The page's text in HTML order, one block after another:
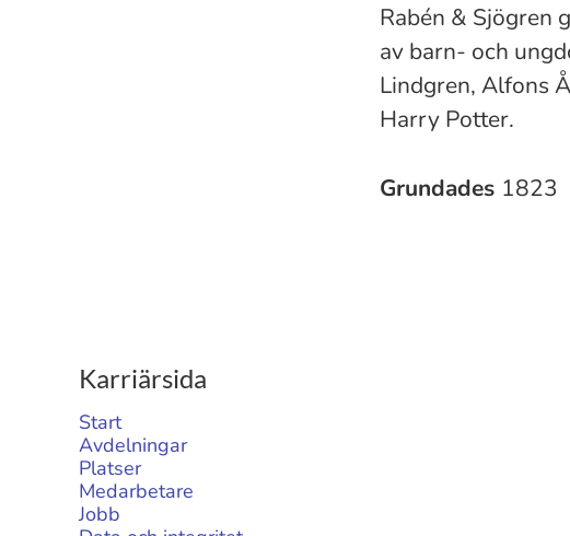
Rabén & Sjögren
av barn- och
Lindgren, Alfons
Harry Potter.
Grundades 1823
Karriärsida
Start
Avdelningar
Platser
Medarbetare
Jobb